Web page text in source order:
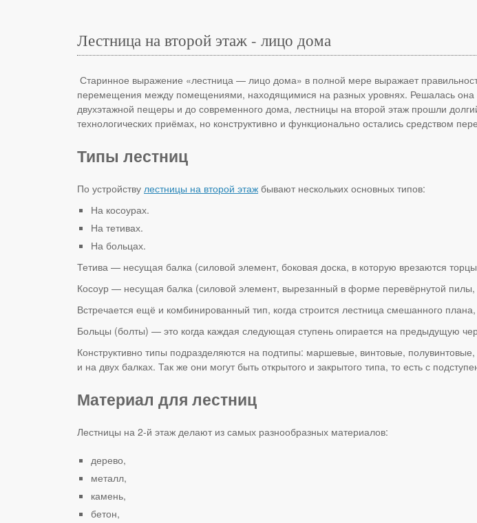
Лестница на второй этаж - лицо дома
Старинное выражение «лестница — лицо дома» в полной мере выражает
перемещения между помещениями, находящимися на разных уровнях. Решалась она
двухэтажной пещеры и до современного дома, лестницы на второй этаж прошли
технологических приёмах, но конструктивно и функционально остались средством
Типы лестниц
По устройству лестницы на второй этаж бывают нескольких основных типов:
На косоурах.
На тетивах.
На больцах.
Тетива — несущая балка (силовой элемент, боковая доска, в которую врезаются
Косоур — несущая балка (силовой элемент, вырезанный в форме перевёрнутой пилы,
Встречается ещё и комбинированный тип, когда строится лестница смешанного
Больцы (болты) — это когда каждая следующая ступень опирается на предыдущую
Конструктивно типы подразделяются на подтипы: маршевые, винтовые,
и на двух балках. Так же они могут быть открытого и закрытого типа, то есть с
Материал для лестниц
Лестницы на 2-й этаж делают из самых разнообразных материалов:
дерево,
металл,
камень,
бетон,